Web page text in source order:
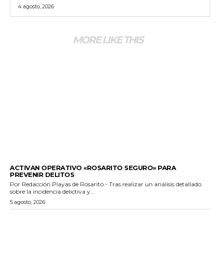
4 agosto, 2026
MORE LIKE THIS
ACTIVAN OPERATIVO «ROSARITO SEGURO» PARA
PREVENIR DELITOS
Por Redacción Playas de Rosarito.- Tras realizar un análisis detallado
sobre la incidencia delictiva y...
5 agosto, 2026